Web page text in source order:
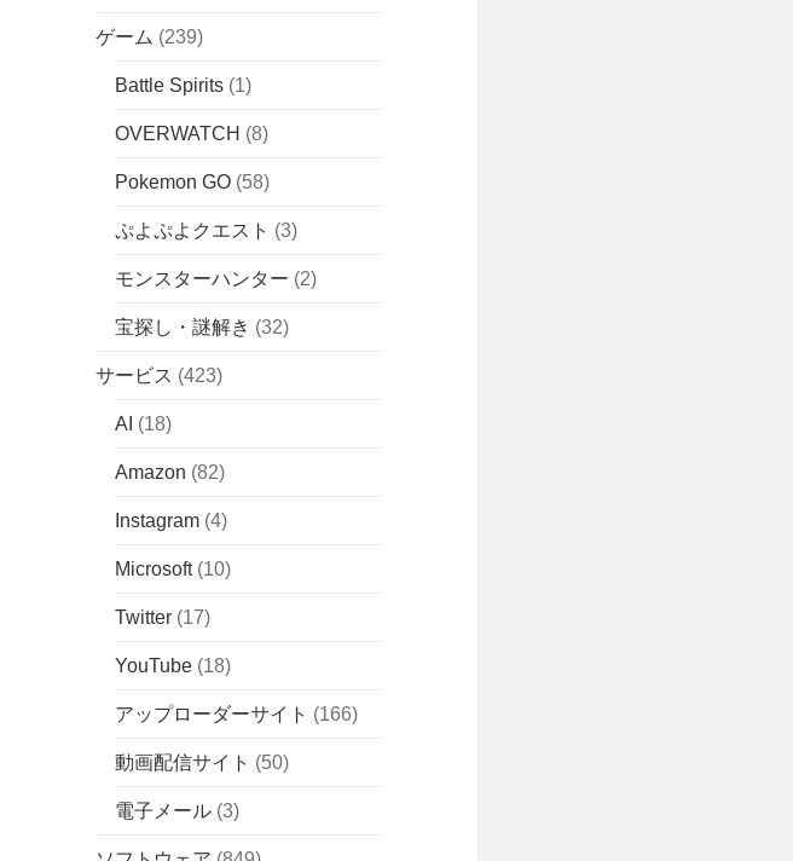
ゲーム (239)
Battle Spirits (1)
OVERWATCH (8)
Pokemon GO (58)
ぷよぷよクエスト (3)
モンスターハンター (2)
宝探し・謎解き (32)
サービス (423)
AI (18)
Amazon (82)
Instagram (4)
Microsoft(10)
Twitter (17)
YouTube (18)
アップローダーサイト (166)
動画配信サイト (50)
電子メール (3)